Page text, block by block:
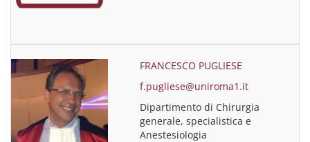
FRANCESCO PUGLIESE
f.pugliese@uniroma1.it
Dipartimento di Chirurgia
generale, specialistica e
Anestesiologia